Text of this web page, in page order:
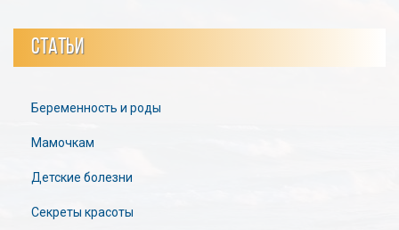
СТАТЬИ
Беременность и роды
Мамочкам
Детские болезни
Секреты красоты